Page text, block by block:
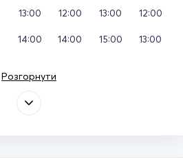
13:00
14:00
12:00
14:00
13:00
15:00
12:00
13:00
Розгорнути